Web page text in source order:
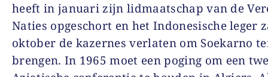
heeft in januari zijn lidmaatschap van de
Naties opgeschort en het Indonesische leger
oktober de kazernes verlaten om Soekarno
brengen. In 1965 moet een poging om een